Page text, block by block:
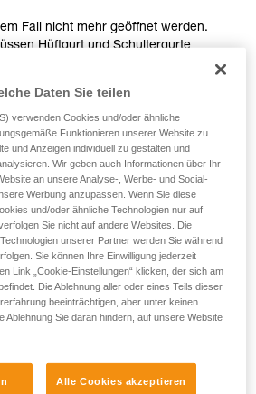
durchführen.
für die mit Ihrer Aktivität
werden.
Fall nicht mehr geöffnet werden.
Hüftgurt und Schultergurte
Daten Sie teilen
verwenden Cookies und/oder ähnliche
Funktionieren unserer Website zu
und Anzeigen individuell zu gestalten und
Wir geben auch Informationen über Ihr
an unsere Analyse-, Werbe- und Social-
Werbung anzupassen. Wenn Sie diese
und/oder ähnliche Technologien nur auf
Sie nicht auf andere Websites. Die
unserer Partner werden Sie während
Sie können Ihre Einwilligung jederzeit
Link „Cookie-Einstellungen“ klicken, der sich am
Die Ablehnung aller oder eines Teils dieser
beeinträchtigen, aber unter keinen
Ablehnung Sie daran hindern, auf unsere Website
Alle Cookies akzeptieren